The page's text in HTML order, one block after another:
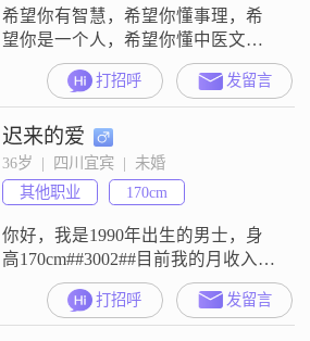
希望你有智慧，希望你懂事理，希
望你是一个人，希望你懂中医文
化，更喜欢你是明白人##3002##身
份证年龄以前有错，自己比身份证
小两岁
打招呼 发留言
迟来的爱
36岁  |  四川宜宾  |  未婚
其他职业
170cm
你好，我是1990年出生的男士，身
高170cm##3002##目前我的月收入在
12001到20000元之间，工作在宜
宾，学历是中专##3002##我这个人
性格比较稳重可靠，平时很看重家
打招呼 发留言